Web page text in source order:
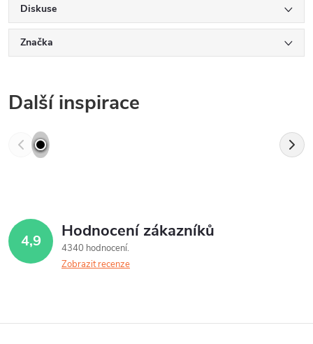
Diskuse
Značka
Další inspirace
4,9 Hodnocení zákazníků
4340 hodnocení
Zobrazit recenze